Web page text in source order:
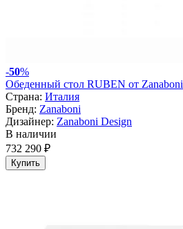
-50%
Обеденный стол RUBEN от Zanaboni
Страна: Италия
Бренд: Zanaboni
Дизайнер: Zanaboni Design
В наличии
732 290 ₽
Купить